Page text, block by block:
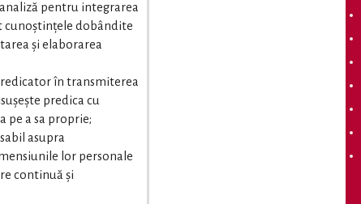
pentru integrarea
cunoștințele dobândite
și elaborarea
în transmiterea
predica cu
pe a sa proprie;
asupra
lor personale
continuă și